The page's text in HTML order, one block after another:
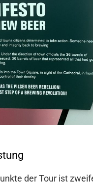
der Tour ist